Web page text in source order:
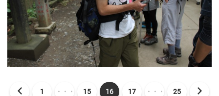
1 ・・・ 15 16 17 ・・・ 25